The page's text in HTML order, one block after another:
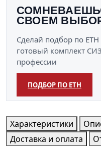
СВОЕМ
Сделай подбор по
готовый комплект
профессии
ПОДБОР ПО ЕТН
Характеристики
Доставка и оплата